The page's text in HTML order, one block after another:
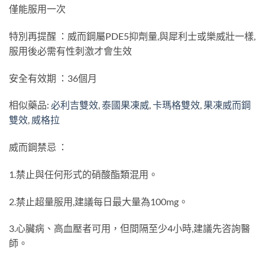
僅能服用一次
特別再提醒 ：威而鋼屬PDE5抑劑量,與犀利士或樂威壯一樣,
服用後必需有性刺激才會生效
安全有效期 ：36個月
相似藥品: 必利吉雙效,泰國果凍威,卡瑪格雙效, 果凍威而鋼
雙效, 威格拉
威而鋼禁忌 ：
1.禁止與任何形式的硝酸酯類混用。
2.禁止超量服用,建議每日最大量為100mg。
3.心臟病、高血壓者可用，但間隔至少4小時,建議先咨詢醫
師。